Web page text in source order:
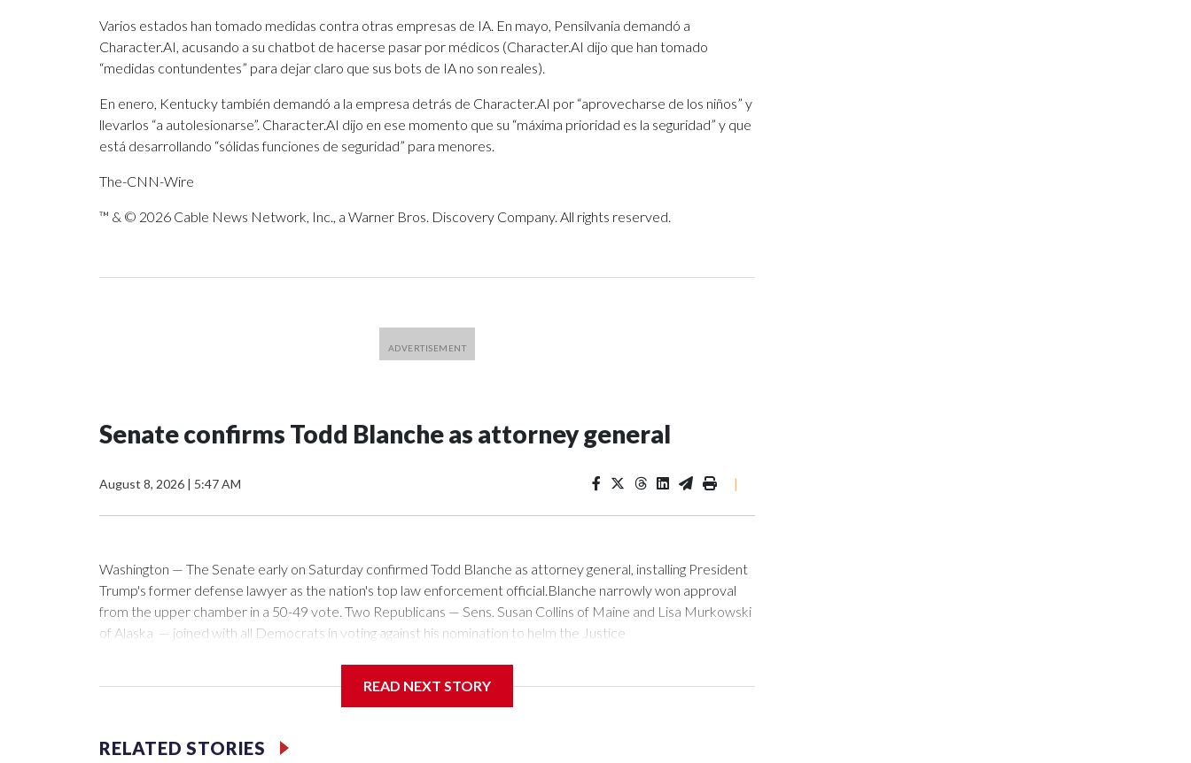
Varios estados han tomado medidas contra otras empresas de IA. En mayo, Pensilvania demandó a
Character.AI, acusando a su chatbot de hacerse pasar por médicos (Character.AI dijo que han tomado
“medidas contundentes” para dejar claro que sus bots de IA no son reales).
En enero, Kentucky también demandó a la empresa detrás de Character.AI por “aprovecharse de los niños” y
llevarlos “a autolesionarse”. Character.AI dijo en ese momento que su “máxima prioridad es la seguridad” y que
está desarrollando “sólidas funciones de seguridad” para menores.
The-CNN-Wire
™ & © 2026 Cable News Network, Inc., a Warner Bros. Discovery Company. All rights reserved.
Senate confirms Todd Blanche as attorney general
August 8, 2026 | 5:47 AM |
Washington — The Senate early on Saturday confirmed Todd Blanche as attorney general, installing President
Trump's former defense lawyer as the nation's top law enforcement official.Blanche narrowly won approval
from the upper chamber in a 50-49 vote. Two Republicans — Sens. Susan Collins of Maine and Lisa Murkowski
of Alaska — joined with all Democrats in voting against his nomination to helm the Justice
Mitch McConnell of Kentucky absent, Cassidy's vote was decisive. In a social media post shortly after the
confidence President Trump has placed in me to lead the Department of Justice."Blanche joined the second
READ NEXT STORY
RELATED STORIES